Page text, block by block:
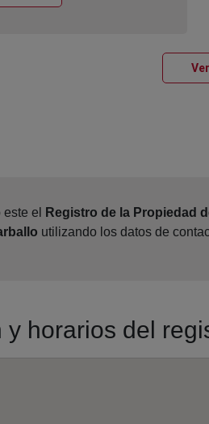
el Registro de la Propiedad
utilizando los datos de
y horarios del